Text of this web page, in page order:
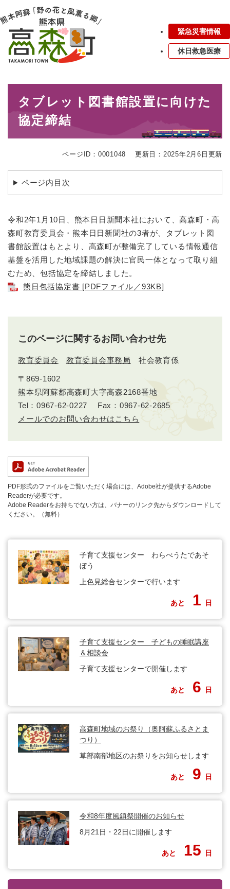
ー
ジ
メニューを飛ばして本文へ
緊急災害情報
休日救急医療
タブレット図書館設置に向けた
協定締結
ページID：0001048 更新日：2025年2月6日更新
ページ内目次
令和2年1月10日、熊本日日新聞本社において、高森町・高
森町教育委員会・熊本日日新聞社の3者が、タブレット図
書館設置はもとより、高森町が整備完了している情報通信
基盤を活用した地域課題の解決に官民一体となって取り組
むため、包括協定を締結しました。
熊日包括協定書 [PDFファイル／93KB]
このページに関するお問い合わせ先
教育委員会 教育委員会事務局 社会教育係
〒869-1602
熊本県阿蘇郡高森町大字高森2168番地
Tel：0967-62-0227
Fax：0967-62-2685
メールでのお問い合わせはこちら
PDF形式のファイルをご覧いただく場合には、Adobe社が提供するAdobe
Readerが必要です。
Adobe Readerをお持ちでない方は、バナーのリンク先からダウンロードして
ください。（無料）
子育て支援センター わらべうたであそ
ぼう
上色見総合センターで行います
あと 1 日
子育て支援センター 子どもの睡眠講座
＆相談会
子育て支援センターで開催します
あと 6 日
高森町地域のお祭り（奥阿蘇ふるさとま
つり）
草部南部地区のお祭りをお知らせします
あと 9 日
令和8年度風鎮祭開催のお知らせ
8月21日・22日に開催します
あと 15 日